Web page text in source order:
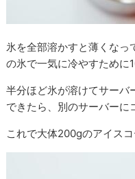
氷を全部溶かすと薄くなっ
の氷で一気に冷やすために
半分ほど氷が溶けてサーバ
できたら、別のサーバーに
これで大体200gのアイス